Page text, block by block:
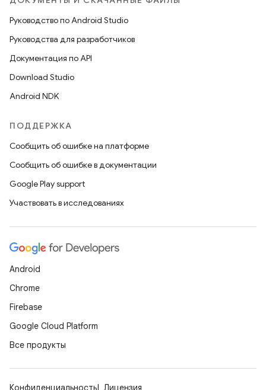
Руководство по Android Studio
Руководства для разработчиков
Документация по API
Download Studio
Android NDK
ПОДДЕРЖКА
Сообщить об ошибке на платформе
Сообщить об ошибке в документации
Google Play support
Участвовать в исследованиях
Android
Chrome
Firebase
Google Cloud Platform
Все продукты
Конфиденциальность Лицензия